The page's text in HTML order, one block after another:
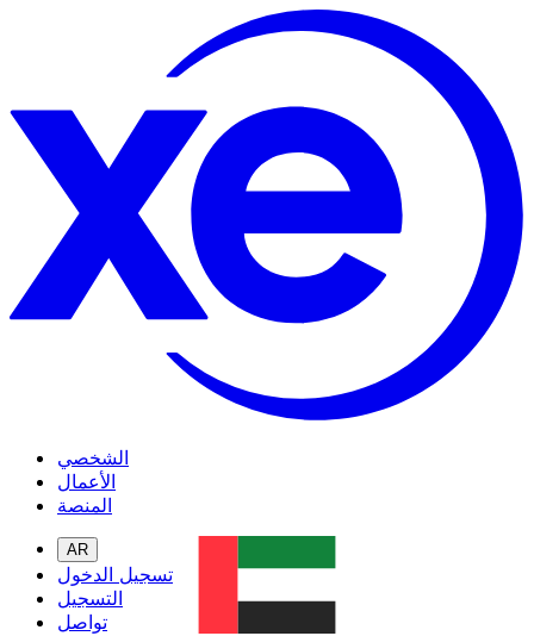
الشخصي
الأعمال
المنصة
AR
تسجيل الدخول
التسجيل
تواصل